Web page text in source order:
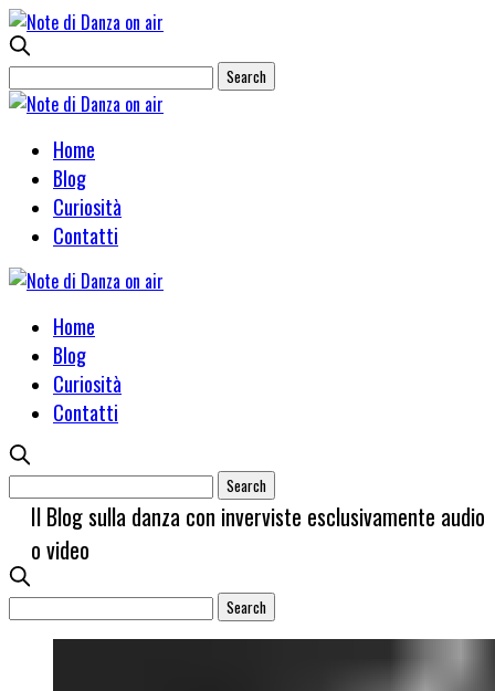
Home
Blog
Curiosità
Contatti
Home
Blog
Curiosità
Contatti
Il Blog sulla danza con inverviste esclusivamente audio
o video